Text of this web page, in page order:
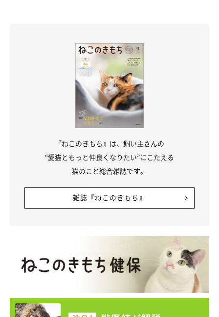
『ねこのきもち』は、飼い主さんの
“愛猫ともっと仲良くなりたい”にこたえる
猫のこと総合雑誌です。
雑誌『ねこのきもち』